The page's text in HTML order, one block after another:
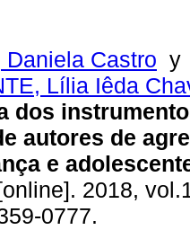
Daniela Castro y
Lília Iêda
dos
autores de
e
2018,
0777.